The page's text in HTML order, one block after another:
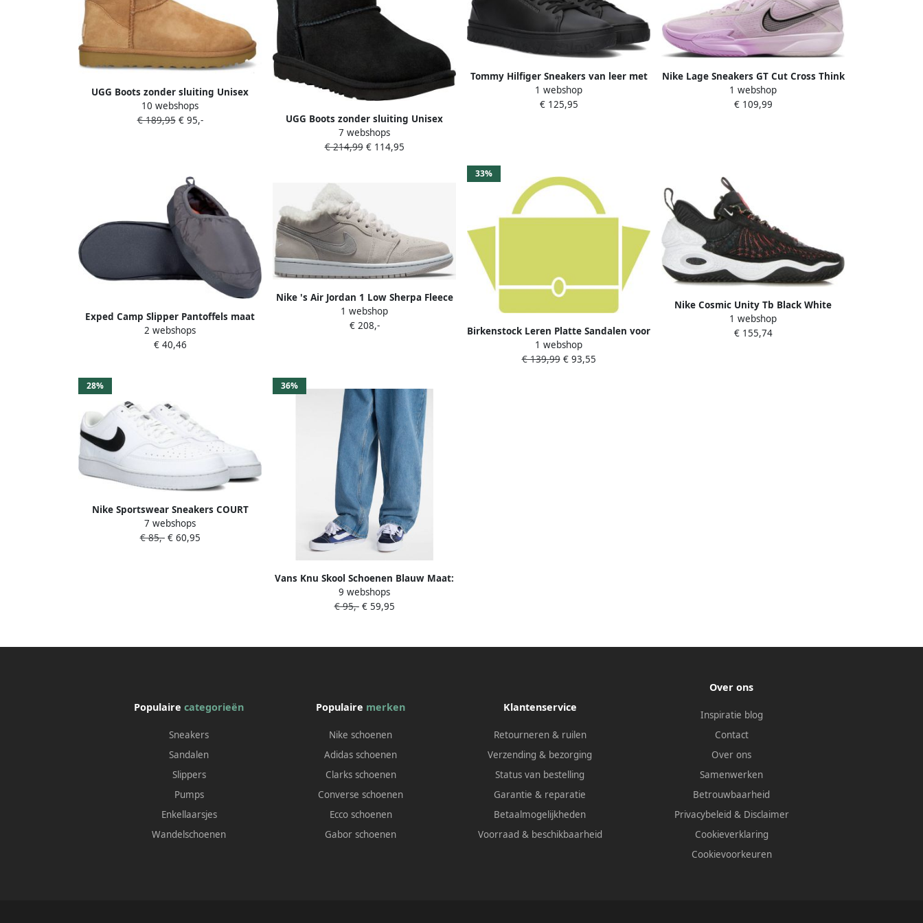
UGG Boots zonder sluiting Unisex
CLASSIC MINI instaplaars winterlaars
boots met foam voetbed
10 webshops
€ 189,95€ 95,-
UGG Boots zonder sluiting Unisex
Classic Ultra Mini Enkellaarsjes
instaplaarzen om in te stappen
7 webshops
€ 214,99€ 114,95
Tommy Hilfiger Sneakers van leer met
label in reliëf model 'COURT THICK
CUPSOLE'
1 webshop
€ 125,95
Nike Lage Sneakers GT Cut Cross Think
Pink
1 webshop
€ 109,99
Exped Camp Slipper Pantoffels maat
XL 46-47 zwart
2 webshops
€ 40,46
Nike 's Air Jordan 1 Low Sherpa Fleece
'College Grey' Sneakers Unisex
1 webshop
€ 208,-
33%
Birkenstock Leren Platte Sandalen voor
Mannen Black Heren
1 webshop
€ 139,99€ 93,55
Nike Cosmic Unity Tb Black White
Bright Crimson Schoenmaat 44 1 2
Basketball Performance Low DM4426
1 webshop
€ 155,74
28%
Nike Sportswear Sneakers COURT
VISION LOW NEXT NATURE
geïnspireerd door het ontwerp van de
7 webshops
€ 85,-€ 60,95
36%
Vans Knu Skool Schoenen Blauw Maat:
38.5 Suède Foot Locker
9 webshops
€ 95,-€ 59,95
Populairecategorieën
Sneakers
Sandalen
Slippers
Pumps
Enkellaarsjes
Wandelschoenen
Populaire merken
Nike schoenen
Adidas schoenen
Clarks schoenen
Converse schoenen
Ecco schoenen
Gabor schoenen
Klantenservice
Retourneren & ruilen
Verzending & bezorging
Status van bestelling
Garantie & reparatie
Betaalmogelijkheden
Voorraad & beschikbaarheid
Over ons
Inspiratie blog
Contact
Over ons
Samenwerken
Betrouwbaarheid
Privacybeleid & Disclaimer
Cookieverklaring
Cookievoorkeuren